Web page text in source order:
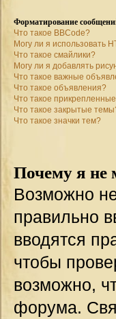
Форматирование
Что такое BBCode?
Могу ли я использовать
Что такое смайлики?
Могу ли я добавлять
Что такое важные
Что такое объявления?
Что такое
Что такое закрытые
Что такое значки тем?
Почему я не
Возможно
правильно
вводятся
чтобы
возможно,
форума.